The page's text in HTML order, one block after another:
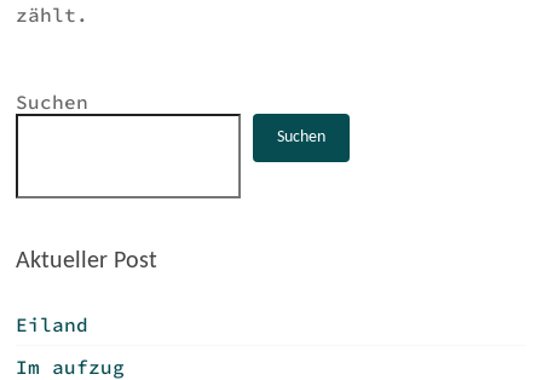
zählt.
Suchen
Suchen
Aktueller Post
Eiland
Im aufzug